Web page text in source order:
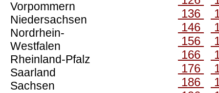
Vorpommern
Niedersachsen
Nordrhein-
Westfalen
Rheinland-Pfalz
Saarland
Sachsen
136
146
156
166
176
186